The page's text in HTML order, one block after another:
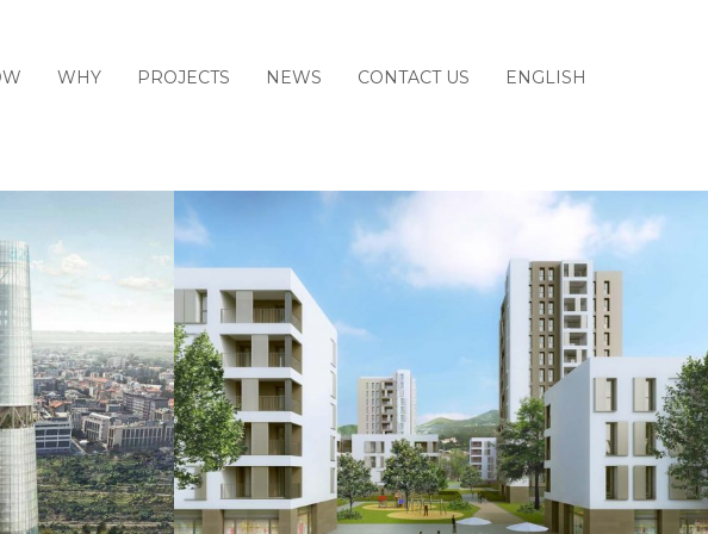
WHY PROJECTS NEWS CONTACT US ENGLISH